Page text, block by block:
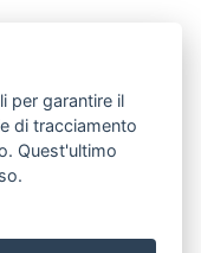
per garantire il
di tracciamento
Quest'ultimo